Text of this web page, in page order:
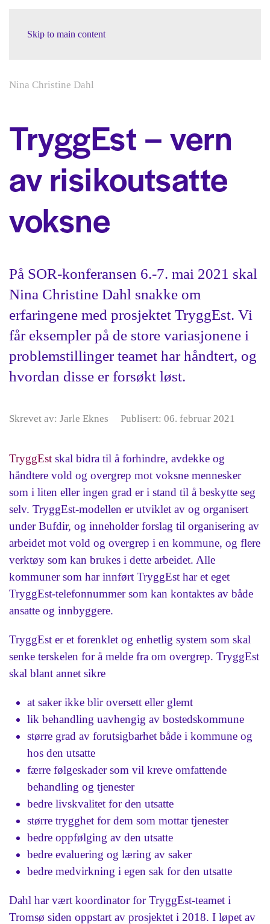
Skip to main content
Nina Christine Dahl
TryggEst – vern
av risikoutsatte
voksne
På SOR-konferansen 6.-7. mai 2021 skal
Nina Christine Dahl snakke om
erfaringene med prosjektet TryggEst. Vi
får eksempler på de store variasjonene i
problemstillinger teamet har håndtert, og
hvordan disse er forsøkt løst.
Skrevet av: Jarle Eknes Publisert: 06. februar 2021
TryggEst skal bidra til å forhindre, avdekke og
håndtere vold og overgrep mot voksne mennesker
som i liten eller ingen grad er i stand til å beskytte seg
selv. TryggEst-modellen er utviklet av og organisert
under Bufdir, og inneholder forslag til organisering av
arbeidet mot vold og overgrep i en kommune, og flere
verktøy som kan brukes i dette arbeidet. Alle
kommuner som har innført TryggEst har et eget
TryggEst-telefonnummer som kan kontaktes av både
ansatte og innbyggere.
TryggEst er et forenklet og enhetlig system som skal
senke terskelen for å melde fra om overgrep. TryggEst
skal blant annet sikre
at saker ikke blir oversett eller glemt
lik behandling uavhengig av bostedskommune
større grad av forutsigbarhet både i kommune og
hos den utsatte
færre følgeskader som vil kreve omfattende
behandling og tjenester
bedre livskvalitet for den utsatte
større trygghet for dem som mottar tjenester
bedre oppfølging av den utsatte
bedre evaluering og læring av saker
bedre medvirkning i egen sak for den utsatte
Dahl har vært koordinator for TryggEst-teamet i
Tromsø siden oppstart av prosjektet i 2018. I løpet av